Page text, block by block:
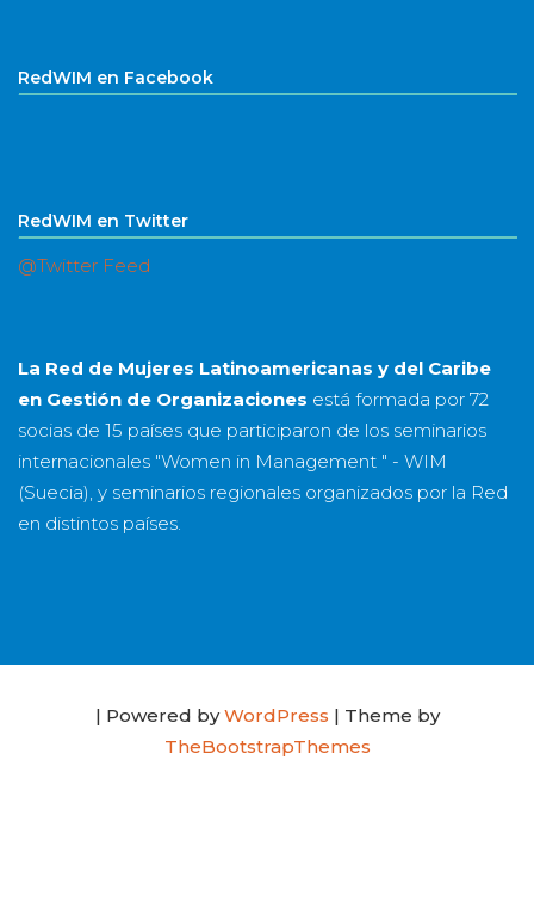
RedWIM en Facebook
RedWIM en Twitter
@Twitter Feed
La Red de Mujeres Latinoamericanas y del Caribe
en Gestión de Organizaciones está formada por 72
socias de 15 países que participaron de los seminarios
internacionales "Women in Management " - WIM
(Suecia), y seminarios regionales organizados por la Red
en distintos países.
| Powered byWordPress | Theme by
TheBootstrapThemes